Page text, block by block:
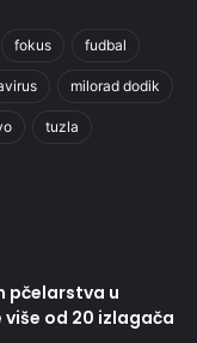
fokus fudbal
milorad dodik
tuzla
pčelarstva u
od 20 izlagača